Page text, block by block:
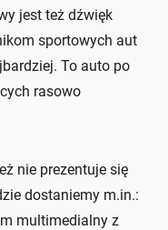
jest też dźwięk
sportowych aut
To auto po
rasowo
nie prezentuje się
dostaniemy m.in.:
multimedialny z